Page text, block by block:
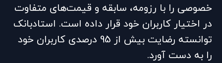
خصوصی را با رزومه، سابقه و قیمت‌های متفاوت
در اختیار کاربران خود قرار داده است. استادبانک
توانسته رضایت بیش از 95 درصدی کاربران خود
را به دست آورد.